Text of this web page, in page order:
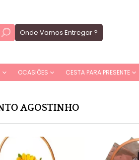
Onde Vamos Entregar ?
OCASIÕES CESTA PARA PRESENTE
AGOSTINHO